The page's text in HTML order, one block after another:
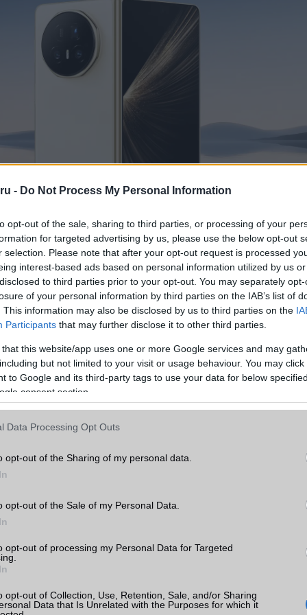
- Do Not Process My Personal Information
opt-out of the sale, sharing to third parties, or processing of your
for targeted advertising by us, please use the below opt-out
selection. Please note that after your opt-out request is processed
interest-based ads based on personal information utilized by us
to third parties prior to your opt-out. You may separately
of your personal information by third parties on the IAB’s list of
This information may also be disclosed by us to third parties on the
Participants that may further disclose it to other third parties.
that this website/app uses one or more Google services and may
but not limited to your visit or usage behaviour. You may
to Google and its third-party tags to use your data for below
consent section.
Data Processing Opt Outs
opt-out of the Sharing of my personal data.
opt-out of the Sale of my Personal Data.
opt-out of processing my Personal Data for Targeted
opt-out of Collection, Use, Retention, Sale, and/or Sharing
Data that Is Unrelated with the Purposes for which it
is komoly újításokat hoz. Az AI Dujiangyan
chipet és feszültségszabályozó modult használ, így még
hatékony energiafelhasználásra.
is kiemelkedő: az acélból készült zsanérok, a Luban
az IP58/IP59 por- és vízállósági minősítések gondoskodnak arról,
és elegáns, hanem tartós is legyen.
legfrissebb híreink között!